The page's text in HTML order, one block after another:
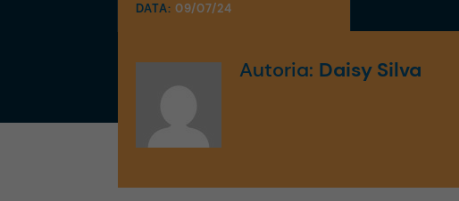
DATA: 09/07/24
Autoria: Daisy Silva